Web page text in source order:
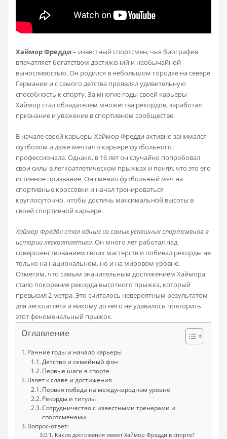
Хаймор Фредди– известный спортсмен, чья биография
впечатляет богатством достижений и необычайной
выносливостью. Он родился в небольшом городке на севере
Германии и с самого детства проявлял удивительную
способность к спорту. За многие годы своей карьеры
Хаймор стал обладателем множества рекордов, заработал
признание и уважение в спортивном сообществе.
В начале своей карьеры Хаймор Фредди активно занимался
футболом и даже мечтал о карьере футбольного
профессионала. Однако, в 16 лет он случайно попробовал
свои силы в легкоатлетическом прыжках и понял, что это его
истинное призвание. Он сменил футбольный мяч на
спортивные кроссовки и начал тренироваться
круглосуточно, чтобы достичь максимальной высоты в
своей спортивной карьере.
Хаймор Фредди стал одним из самых успешных спортсменов в
истории легкоатлетики. Он много лет работал над
совершенствованием своих мастерств и побивал рекорды не
только на национальном, но и на мировом уровне.
Отметим, что самым значительным достижением Хаймора
стало покорение рекорда высотного прыжка, который
превысил 2 метра. Это считалось невероятным результатом
для легкоатлета и никому до него не удавалось повторить
этот феноменальный прыжок.
Оглавление
Ранние годы и начало карьеры
Детство и семейный фон
Первые шаги в спорте
Взлет к славе и достижения
Первая победа на международном уровне
Рекорды и титулы
Сотрудничество с известными тренерами и
спортсменами
Вопрос-ответ:
Какие достижения имеет Хаймор Фредди в спорте?